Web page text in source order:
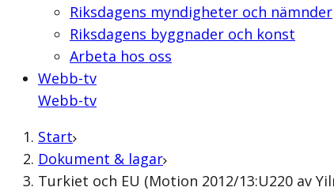
Riksdagens myndigheter och nämnder
Riksdagens byggnader och konst
Arbeta hos oss
Webb-tv
Webb-tv
Start
Dokument & lagar
Turkiet och EU (Motion 2012/13:U220 av